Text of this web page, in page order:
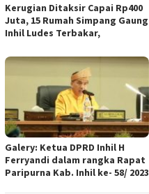
Kerugian Ditaksir Capai Rp400
Juta, 15 Rumah Simpang Gaung
Inhil Ludes Terbakar,
Galery: Ketua DPRD Inhil H
Ferryandi dalam rangka Rapat
Paripurna Kab. Inhil ke- 58/ 2023